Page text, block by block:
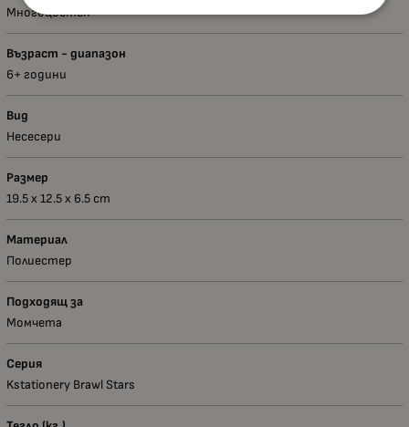
Многоцветен
Възраст - диапазон
6+ години
Вид
Несесери
Размер
19.5 x 12.5 x 6.5 cm
Материал
Полиестер
Подходящ за
Момчета
Серия
Kstationery Brawl Stars